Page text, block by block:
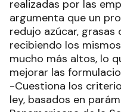
realizadas por las
argumenta que un
redujo azúcar,
recibiendo los
mucho más altos, lo
mejorar las
-Cuestiona los
ley, basados en